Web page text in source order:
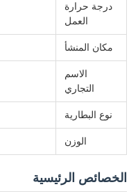
درجة حرارة
العمل
مكان المنشأ
الاسم
التجاري
نوع البطارية
الوزن
الخصائص الرئيسية